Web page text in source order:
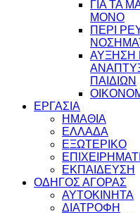
ΓΙΑ ΤΑ
ΜΟΝΟ
ΠΕΡΙ
ΑΥΞΗΣΗ
ΠΑΙΔΙΩΝ
ΕΡΓΑΣΙΑ
ΗΜΑΘΙΑ
ΕΛΛΑΔΑ
ΕΞΩΤΕΡΙΚΟ
ΕΚΠΑΙΔΕΥΣΗ
ΟΔΗΓΟΣ ΑΓΟΡΑΣ
ΑΥΤΟΚΙΝΗΤΑ
ΔΙΑΤΡΟΦΗ